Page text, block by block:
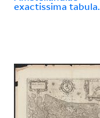
exactissima tabula.